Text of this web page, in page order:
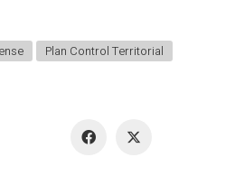
Plan Control Territorial